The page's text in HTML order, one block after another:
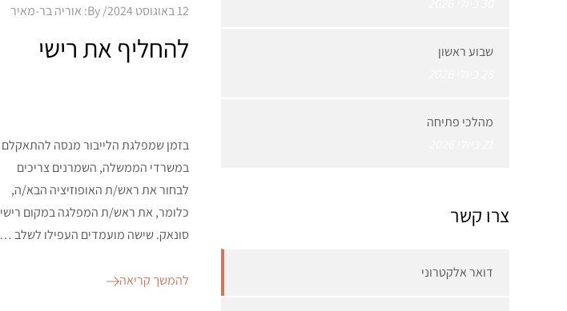
Posted
12 באוגוסט 2024 By: אוריה בר-מאיר
להחליף את רישי
בזמן שמפלגת הלייבור מנסה להתאקלם
במשרדי הממשלה, השמרנים צריכים
לבחור את ראש/ת האופוזיציה הבא/ה,
כלומר, את ראש/ת המפלגה במקום רישי
סונאק. שישה מועמדים העפילו לשלב …
להמשך קריאה
שבוע ראשון
מהלכי פתיחה
צרו קשר
דואר אלקטרוני